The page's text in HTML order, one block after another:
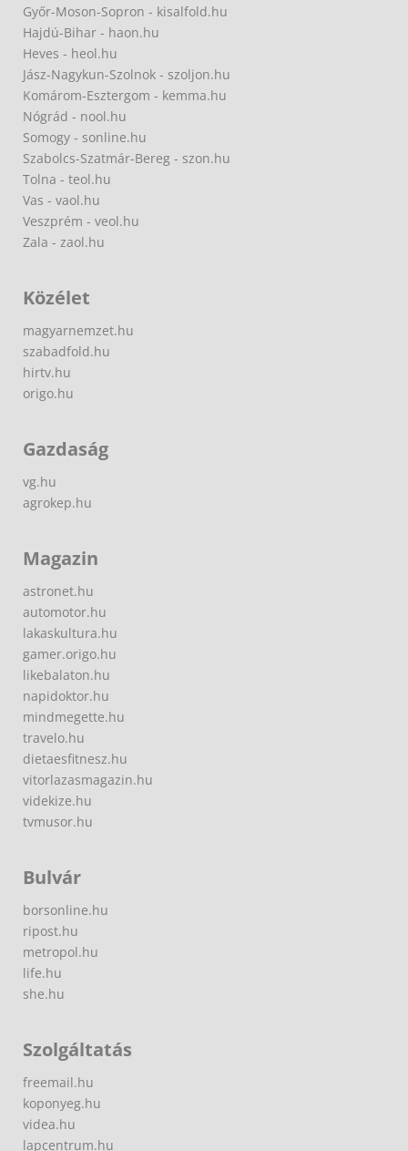
Győr-Moson-Sopron - kisalfold.hu
Hajdú-Bihar - haon.hu
Heves - heol.hu
Jász-Nagykun-Szolnok - szoljon.hu
Komárom-Esztergom - kemma.hu
Nógrád - nool.hu
Somogy - sonline.hu
Szabolcs-Szatmár-Bereg - szon.hu
Tolna - teol.hu
Vas - vaol.hu
Veszprém - veol.hu
Zala - zaol.hu
Közélet
magyarnemzet.hu
szabadfold.hu
hirtv.hu
origo.hu
Gazdaság
vg.hu
agrokep.hu
Magazin
astronet.hu
automotor.hu
lakaskultura.hu
gamer.origo.hu
likebalaton.hu
napidoktor.hu
mindmegette.hu
travelo.hu
dietaesfitnesz.hu
vitorlazasmagazin.hu
videkize.hu
tvmusor.hu
Bulvár
borsonline.hu
ripost.hu
metropol.hu
life.hu
she.hu
Szolgáltatás
freemail.hu
koponyeg.hu
videa.hu
lapcentrum.hu